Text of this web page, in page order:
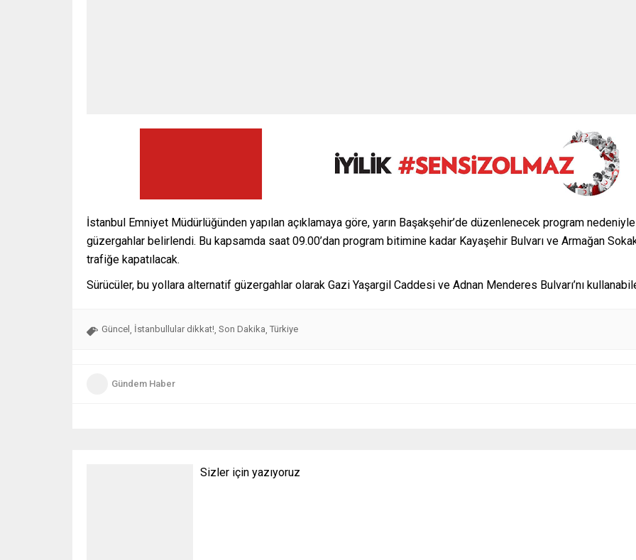
İstanbul Emniyet Müdürlüğünden yapılan açıklamaya göre, yarın Başakşehir’de düzenlenecek program
güzergahlar belirlendi. Bu kapsamda saat 09.00’dan program bitimine kadar Kayaşehir Bulvarı ve Armağan
trafiğe kapatılacak.
Sürücüler, bu yollara alternatif güzergahlar olarak Gazi Yaşargil Caddesi ve Adnan Menderes Bulvarı’nı
Güncel İstanbullular dikkat! Son Dakika Türkiye
Gündem Haber
Sizler için yazıyoruz